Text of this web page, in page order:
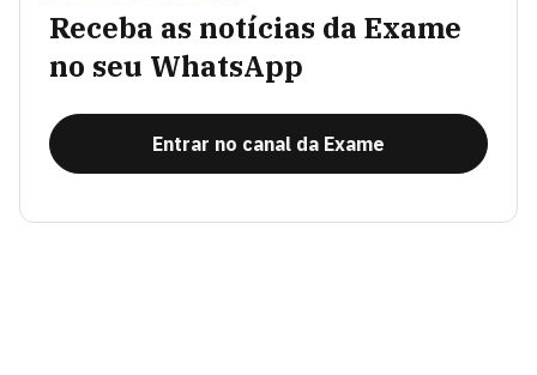
Receba as notícias da Exame
no seu WhatsApp
Entrar no canal da Exame